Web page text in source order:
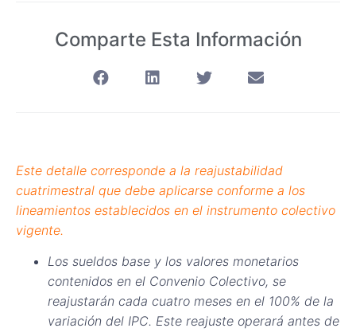
Comparte Esta Información
Este detalle corresponde a la reajustabilidad
cuatrimestral que debe aplicarse conforme a los
lineamientos establecidos en el instrumento colectivo
vigente.
Los sueldos base y los valores monetarios
contenidos en el Convenio Colectivo, se
reajustarán cada cuatro meses en el 100% de la
variación del IPC. Este reajuste operará antes de